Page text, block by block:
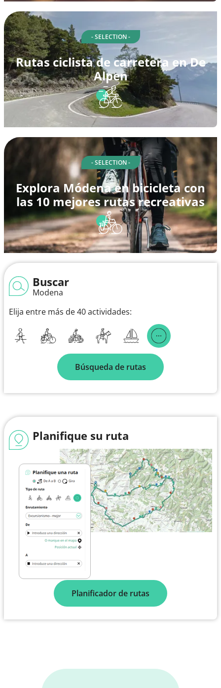
- SELECTION -
Rutas ciclista de carretera en De
Alpen
- SELECTION -
Explora Módena en bicicleta con
las 10 mejores rutas recreativas
Buscar
Modena
Elija entre más de 40 actividades:
Búsqueda de rutas
Planifique su ruta
Planificador de rutas